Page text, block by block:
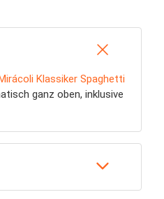
Klassiker Spaghetti
ganz oben, inklusive